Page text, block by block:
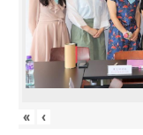
« ‹